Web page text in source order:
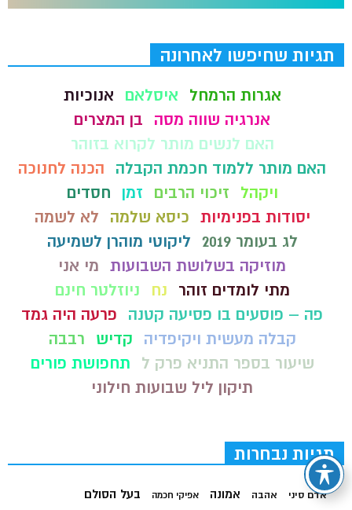
תגיות שחיפשו לאחרונה
אגרות הרמחל איסלאם
אנוכיות
אנרגיה שווה מסה
בן המצרים
האם לנשים מותר לקרוא בזוהר
האם מותר ללמוד חכמת הקבלה
הכנה לחנוכה
ויקהל
זיכוי הרבים זמן
חסדים
יסודות בפנימיות כיסא שלמה
לא לשמה
לג בעומר 2019
ליקוטי מוהרן לשמיעה
מוזיקה בשלושת השבועות מי אני
מתי לומדים זוהר
נח
ניוזלטר חינם
פה – פוסעים בו פסיעה קטנה
פרעה היה גמד
קבלה מעשית ויקיפדיה
קדיש
רבבה
שיעור בספר התניא פרק ל
תחפושת פורים
תיקון ליל שבועות חילוני
תגיות נבחרות
אדם סיני אהבה אמונה אפיקי חכמה בעל הסולם